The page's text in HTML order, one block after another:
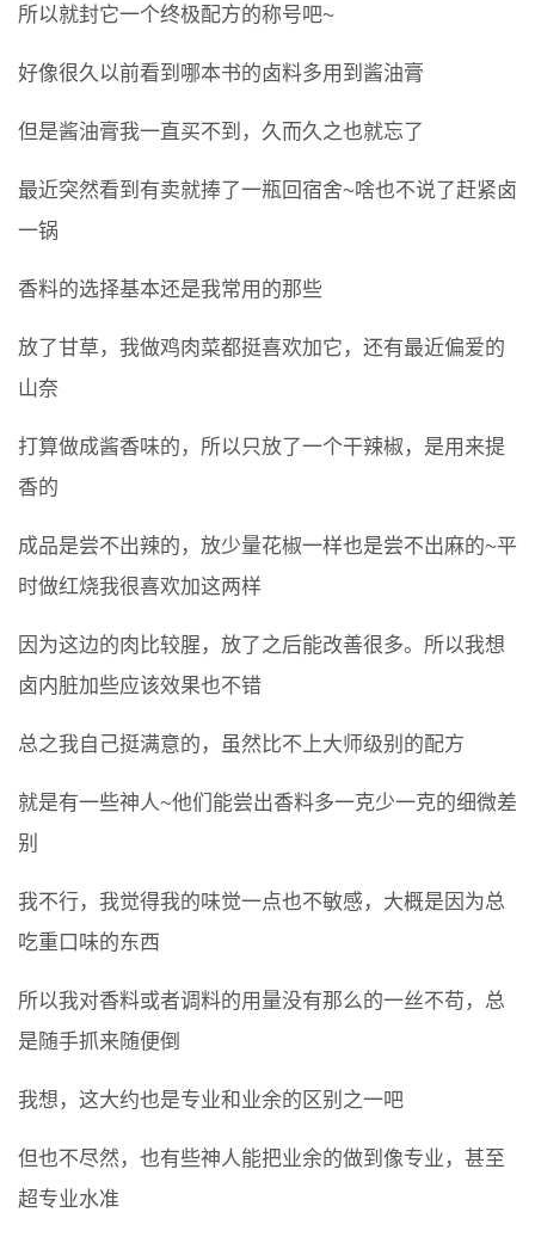
所以就封它一个终极配方的称号吧~
好像很久以前看到哪本书的卤料多用到酱油膏
但是酱油膏我一直买不到，久而久之也就忘了
最近突然看到有卖就捧了一瓶回宿舍~啥也不说了赶紧卤
一锅
香料的选择基本还是我常用的那些
放了甘草，我做鸡肉菜都挺喜欢加它，还有最近偏爱的
山奈
打算做成酱香味的，所以只放了一个干辣椒，是用来提
香的
成品是尝不出辣的，放少量花椒一样也是尝不出麻的~平
时做红烧我很喜欢加这两样
因为这边的肉比较腥，放了之后能改善很多。所以我想
卤内脏加些应该效果也不错
总之我自己挺满意的，虽然比不上大师级别的配方
就是有一些神人~他们能尝出香料多一克少一克的细微差
别
我不行，我觉得我的味觉一点也不敏感，大概是因为总
吃重口味的东西
所以我对香料或者调料的用量没有那么的一丝不苟，总
是随手抓来随便倒
我想，这大约也是专业和业余的区别之一吧
但也不尽然，也有些神人能把业余的做到像专业，甚至
超专业水准